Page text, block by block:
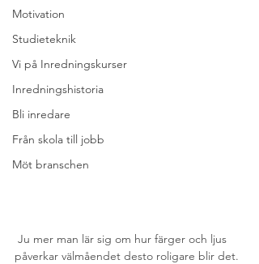
Motivation
Studieteknik
Vi på Inredningskurser
Inredningshistoria
Bli inredare
Från skola till jobb
Möt branschen
påverkar välmåendet desto roligare blir det.